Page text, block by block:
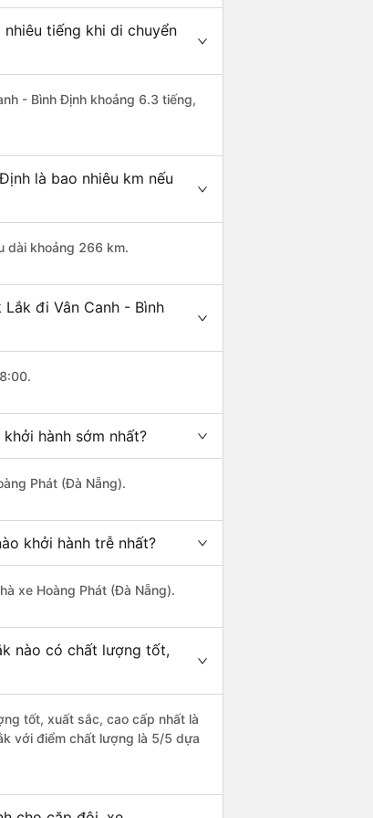
tiếng khi di chuyển
- Bình Định khoảng 6.3 tiếng,
là bao nhiêu km nếu
dài khoảng 266 km.
đi Vân Canh - Bình
hành sớm nhất?
Phát (Đà Nẵng).
khởi hành trễ nhất?
xe Hoàng Phát (Đà Nẵng).
nào có chất lượng tốt,
tốt, xuất sắc, cao cấp nhất là
với điểm chất lượng là 5/5 dựa